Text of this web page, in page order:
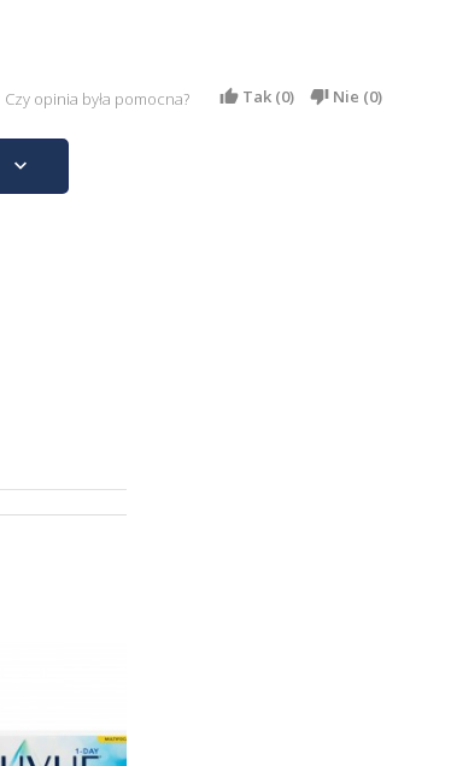
Czy opinia była pomocna? Tak (0) Nie (0)
keyboard_arrow_down